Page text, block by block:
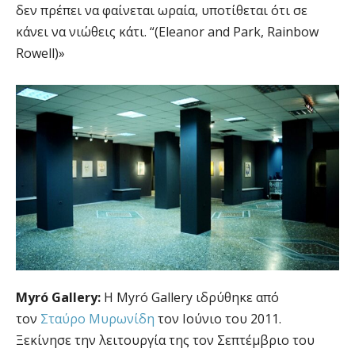
δεν πρέπει να φαίνεται ωραία, υποτίθεται ότι σε
κάνει να νιώθεις κάτι. “(Eleanor and Park, Rainbow
Rowell)»
Myró Gallery: Η Myró Gallery ιδρύθηκε από
τον Σταύρο Μυρωνίδη τον Ιούνιο του 2011.
Ξεκίνησε την λειτουργία της τον Σεπτέμβριο του